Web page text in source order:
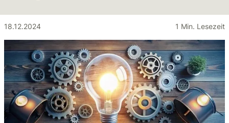
18.12.2024 1 Min. Lesezeit